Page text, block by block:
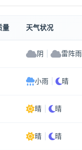
量 天气状况
阴 雷阵雨
小雨 晴
晴 晴
晴 晴